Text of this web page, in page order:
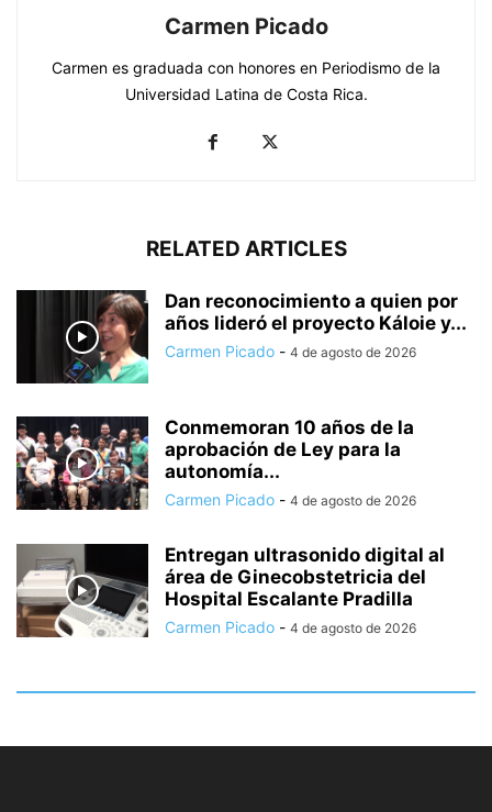
Carmen Picado
Carmen es graduada con honores en Periodismo de la
Universidad Latina de Costa Rica.
RELATED ARTICLES
Dan reconocimiento a quien por
años lideró el proyecto Káloie y...
Carmen Picado - 4 de agosto de 2026
Conmemoran 10 años de la
aprobación de Ley para la
autonomía...
Carmen Picado - 4 de agosto de 2026
Entregan ultrasonido digital al
área de Ginecobstetricia del
Hospital Escalante Pradilla
Carmen Picado - 4 de agosto de 2026